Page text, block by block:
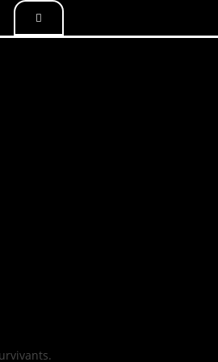
Toggle
website